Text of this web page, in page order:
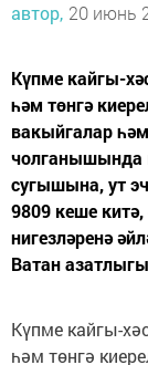
автор, 20 июнь
Күпме кайгы-
һәм төнгә
вакыйгалар
чолганышында
сугышына, ут
9809 кеше
нигезләренә
Ватан
Күпме кайгы-
һәм төнгә